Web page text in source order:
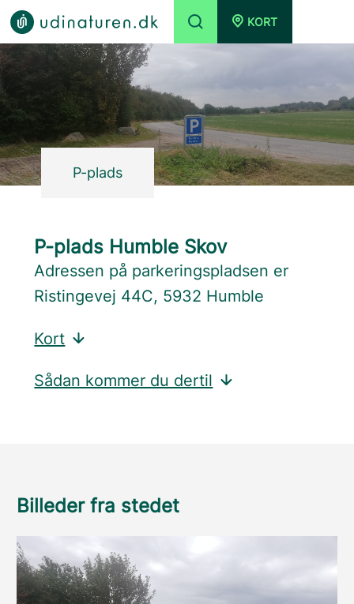
KORT
P-plads
P-plads Humble Skov
Adressen på parkeringspladsen er
Ristingevej 44C, 5932 Humble
Kort
Sådan kommer du dertil
Billeder fra stedet